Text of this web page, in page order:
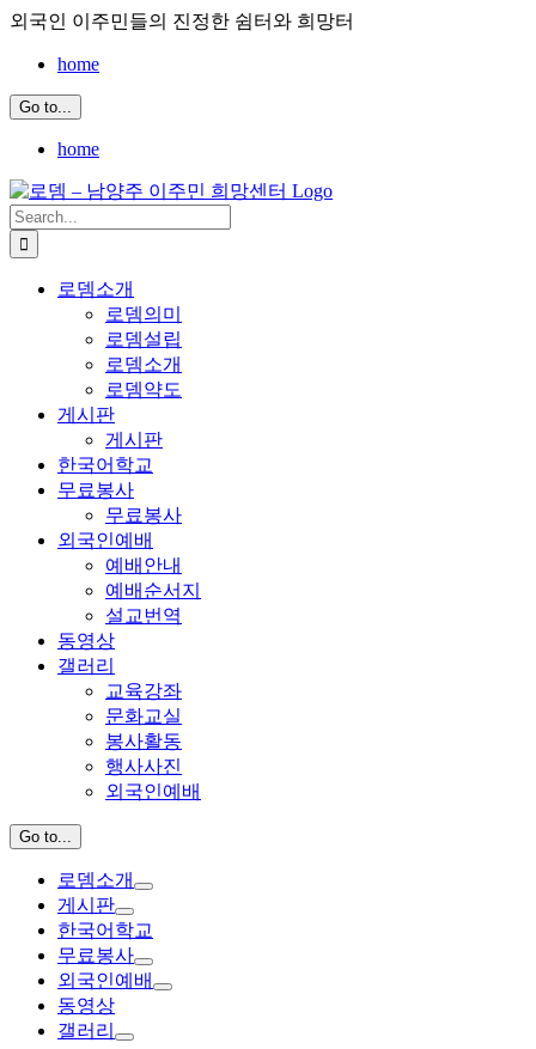
Skip
content
외국인 이주민들의 진정한 쉼터와 희망터
home
Go to...
home
Search
for:
로뎀소개
로뎀의미
로뎀설립
로뎀소개
로뎀약도
게시판
게시판
한국어학교
무료봉사
무료봉사
외국인예배
예배안내
예배순서지
설교번역
동영상
갤러리
교육강좌
문화교실
봉사활동
행사사진
외국인예배
Go to...
로뎀소개
게시판
한국어학교
무료봉사
외국인예배
동영상
갤러리